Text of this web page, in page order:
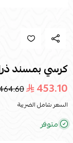
كرسي بمسند
453.10
السعر شامل الضريبة
متوفر